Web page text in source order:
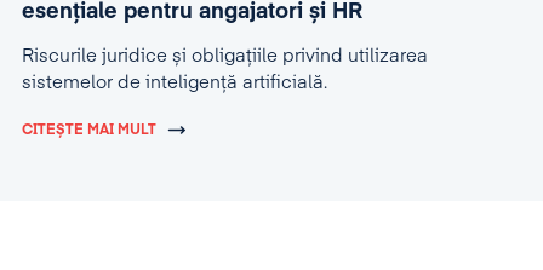
esențiale pentru angajatori și HR
Riscurile juridice și obligațiile privind utilizarea
sistemelor de inteligență artificială.
CITEȘTE MAI MULT